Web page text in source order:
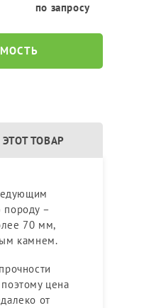
по запросу
ТОВАР
–
70 мм,
камнем.
цена
от